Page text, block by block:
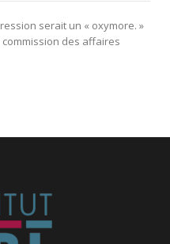
serait un « oxymore. »
des affaires